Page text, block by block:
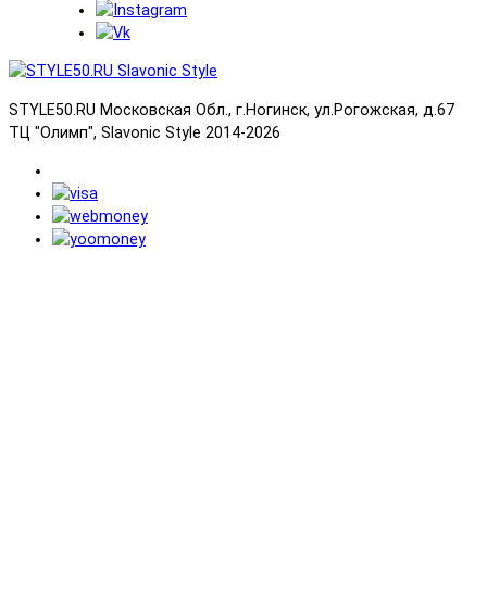
STYLE50.RU Московская Обл., г.Ногинск, ул.Рогожская, д.67
ТЦ "Олимп", Slavonic Style 2014-2026